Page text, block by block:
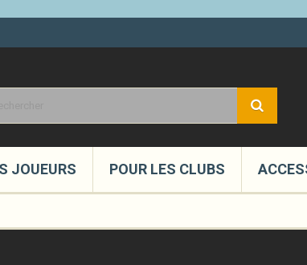
JOUEURS POUR LES CLUBS